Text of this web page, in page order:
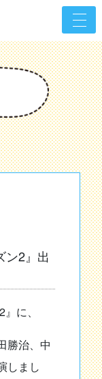
ン2』出
に、
勝治、中
しまし